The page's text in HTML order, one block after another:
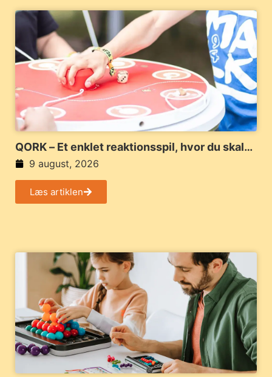
QORK – Et enklet reaktionsspil, hvor du skal
tænke hurtigt
9 august, 2026
Læs artiklen